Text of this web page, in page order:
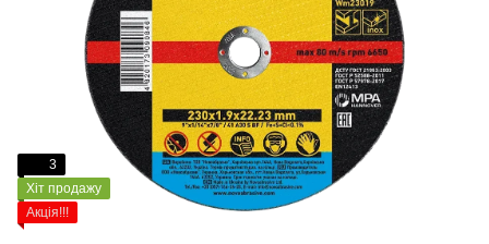
3
Хіт продажу
Акція!!!